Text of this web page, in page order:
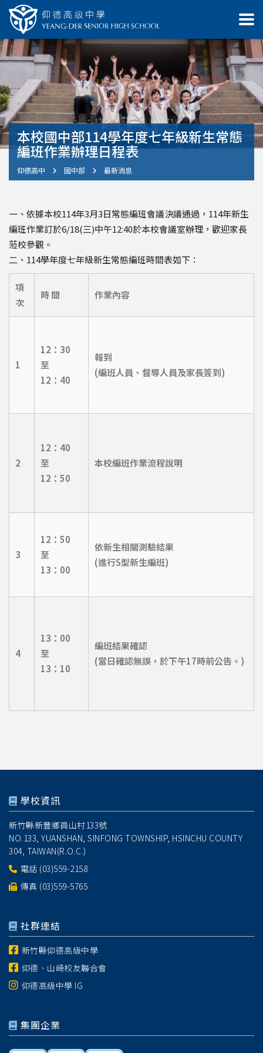
本校國中部114學年度七年級新生常態
編班作業辦理日程表
仰德高中 國中部 最新消息
一、依據本校114年3月3日常態編班會議決議通過，114年新生
編班作業訂於6/18(三)中午12:40於本校會議室辦理，歡迎家長
蒞校參觀。
二、114學年度七年級新生常態編班時間表如下：
項
次
時 間 作業內容
1
12 ：30
至
12 ：40
報到
(編班人員、督導人員及家長簽到)
2
12 ：40
至
12 ：50
本校編班作業流程說明
3
12 ：50
至
13 ：00
依新生相關測驗結果
(進行S型新生編班)
4
13 ：00
至
13 ：10
編班結果確認
(當日確認無誤，於下午17時前公告。)
學校資訊
新竹縣新豐鄉員山村133號
NO.133, YUANSHAN, SINFONG TOWNSHIP, HSINCHU COUNTY
304, TAIWAN(R.O.C.)
電話 (03)559-2158
傳真 (03)559-5765
社群連結
新竹縣仰德高級中學
仰德、山崎校友聯合會
仰德高級中學 IG
集團企業